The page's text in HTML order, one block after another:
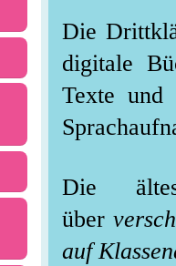
Die
digitale
Texte
Die
über
auf